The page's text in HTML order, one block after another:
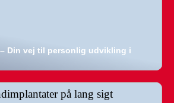
Din vej til personlig udvikling i